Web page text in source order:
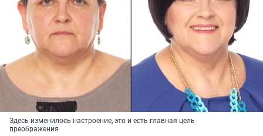
Здесь изменилось настроение, это и есть главная цель
преображения